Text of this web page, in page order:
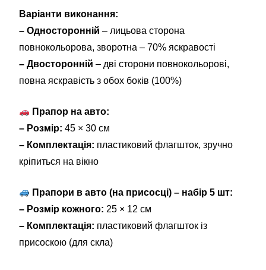
Варіанти виконання:
– Односторонній – лицьова сторона
повнокольорова, зворотна – 70% яскравості
– Двосторонній – дві сторони повнокольорові,
повна яскравість з обох боків (100%)
Прапор на авто:
– Розмір: 45 × 30 см
– Комплектація: пластиковий флагшток, зручно
кріпиться на вікно
Прапори в авто (на присосці) – набір 5 шт:
– Розмір кожного: 25 × 12 см
– Комплектація: пластиковий флагшток із
присоскою (для скла)